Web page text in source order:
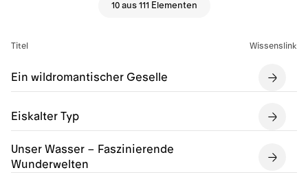
10 aus 111 Elementen
Titel Wissenslink
Ein wildromantischer Geselle
Eiskalter Typ
Unser Wasser – Faszinierende
Wunderwelten